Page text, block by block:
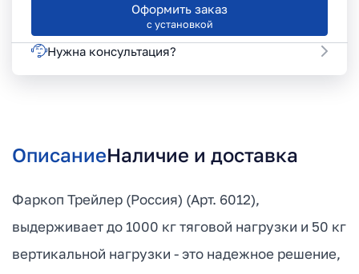
Оформить заказ
с установкой
Нужна консультация?
ОписаниеНаличие и доставка
Фаркоп Трейлер (Россия) (Арт. 6012),
выдерживает до 1000 кг тяговой нагрузки и 50 кг
вертикальной нагрузки - это надежное решение,